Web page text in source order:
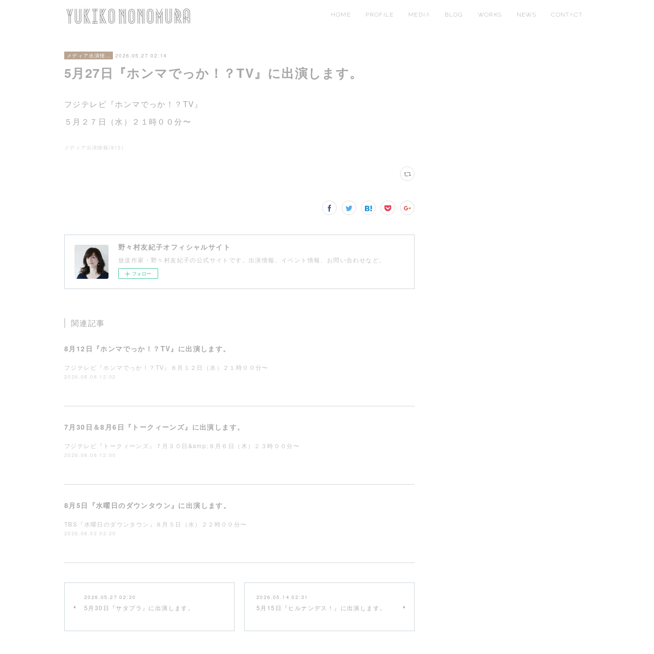
HOME PROFILE MEDIA BLOG WORKS NEWS CONTACT
メディア出演情報 2026.05.27 02:14
5月27日『ホンマでっか！？TV』に出演します。
フジテレビ『ホンマでっか！？TV』
５月２７日（水）２１時００分〜
メディア出演情報 ( 813 )
野々村友紀子オフィシャルサイト
放送作家・野々村友紀子の公式サイトです。出演情報、イベント情報、お問い合わせなど。
フォロー
関連記事
8月12日『ホンマでっか！？TV』に出演します。
フジテレビ『ホンマでっか！？TV』８月１２日（水）２１時００分〜
2026.08.06 12:02
7月30日＆8月6日『トークィーンズ』に出演します。
フジテレビ『トークィーンズ』７月３０日&amp;８月６日（木）２３時００分〜
2026.08.06 12:00
8月5日『水曜日のダウンタウン』に出演します。
TBS『水曜日のダウンタウン』８月５日（水）２２時００分〜
2026.08.02 03:20
2026.05.27 02:20
5月30日『サタプラ』に出演します。
2026.05.14 02:31
5月15日『ヒルナンデス！』に出演します。